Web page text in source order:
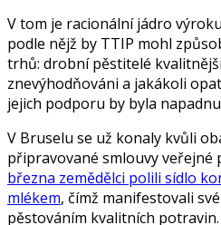
V tom je racionální jádro
podle nějž by TTIP mohl
trhů: drobní pěstitelé
znevýhodňováni a jakákoli
jejich podporu by byla
V Bruselu se už konaly kvůli
připravované smlouvy veřejné
března zemědělci polili sídlo
mlékem, čímž manifestovali
pěstováním kvalitních potravin.